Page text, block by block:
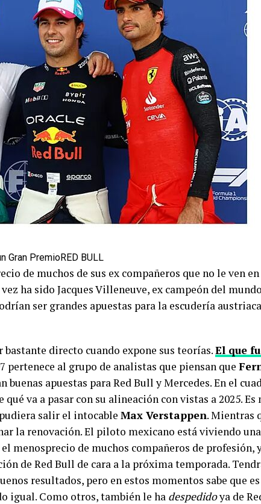
Gran PremioRED BULL
de muchos de sus ex compañeros que no le ven en
ha sido Jacques Villeneuve, ex campeón del
ser grandes apuestas para la escudería
bastante directo cuando expone sus teorías.El que
pertenece al grupo de analistas que piensan que
buenas apuestas para Red Bull y Mercedes. En el
va a pasar con su alineación con vistas a 2025. Es
salir el intocable Max Verstappen. Mientras
la renovación. El piloto mexicano está viviendo una
menosprecio de muchos compañeros de profesión,
de Red Bull de cara a la próxima temporada.
resultados, pero en estos momentos sabe que
igual. Como otros, también le ha despedidoya de